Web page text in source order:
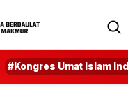
#Kongres Umat Islam